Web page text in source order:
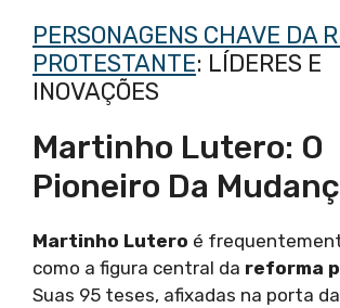
PERSONAGENS CHAVE DA
PROTESTANTE: LÍDERES E
INOVAÇÕES
Martinho Lutero: O
Pioneiro Da
Martinho Lutero é
como a figura central da reforma
Suas 95 teses, afixadas na porta